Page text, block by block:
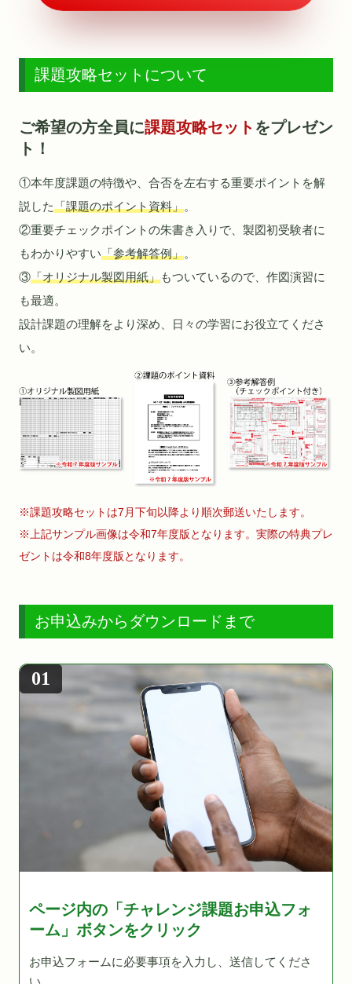
課題攻略セットについて
ご希望の方全員に課題攻略セット をプレゼン
ト！
①本年度課題の特徴や、合否を左右する重要ポイントを解
説した「課題のポイント資料」。
②重要チェックポイントの朱書き入りで、製図初受験者に
もわかりやすい「参考解答例」。
③「オリジナル製図用紙」もついているので、作図演習に
も最適。
設計課題の理解をより深め、日々の学習にお役立てくださ
い。
※課題攻略セットは7月下旬以降より順次郵送いたします。
※上記サンプル画像は令和7年度版となります。実際の特典プレ
ゼントは令和8年度版となります。
お申込みからダウンロードまで
01
ページ内の「チャレンジ課題お申込フォ
ーム」ボタンをクリック
お申込フォームに必要事項を入力し、送信してくださ